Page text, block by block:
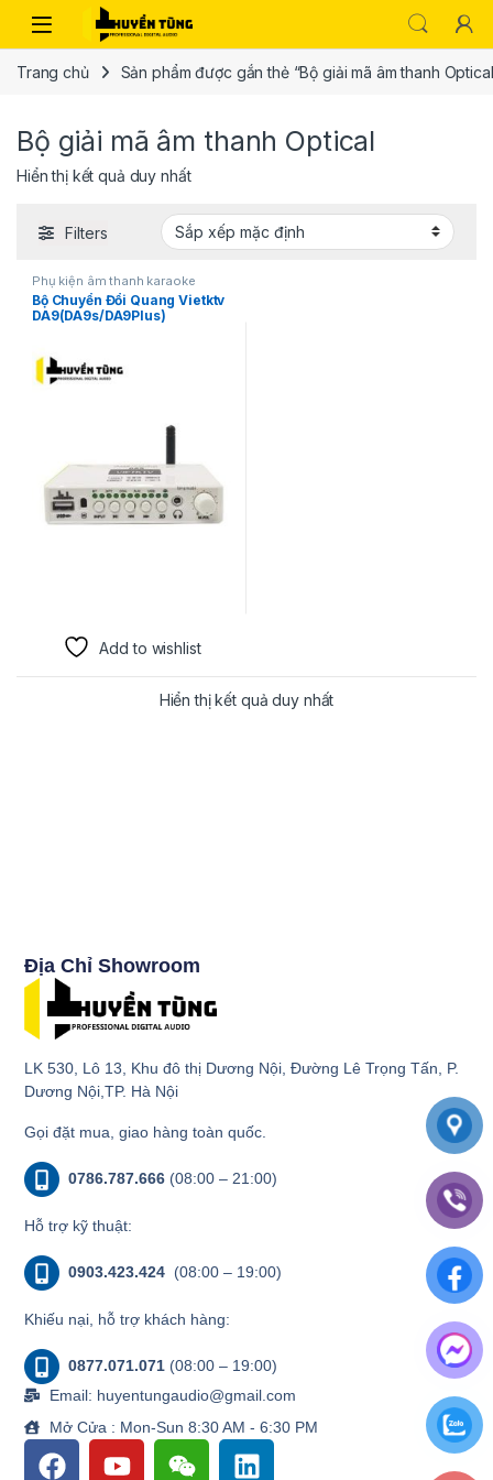
Trang chủ Sản phẩm được gắn thẻ “Bộ giải mã âm thanh
Bộ giải mã âm thanh Optical
Hiển thị kết quả duy nhất
Filters
Phụ kiện âm thanh karaoke
Bộ Chuyển Đổi Quang Vietktv
DA9(DA9s/DA9Plus)
Add to wishlist
Hiển thị kết quả duy nhất
Địa Chỉ Showroom
LK 530, Lô 13, Khu đô thị Dương Nội, Đường Lê Trọng Tấn, P.
Dương Nội,TP. Hà Nội
Gọi đặt mua, giao hàng toàn quốc.
0786.787.666 (08:00 – 21:00)
Hỗ trợ kỹ thuật:
0903.423.424 (08:00 – 19:00)
Khiếu nại, hỗ trợ khách hàng:
0877.071.071 (08:00 – 19:00)
Email: huyentungaudio@gmail.com
Mở Cửa : Mon-Sun 8:30 AM - 6:30 PM